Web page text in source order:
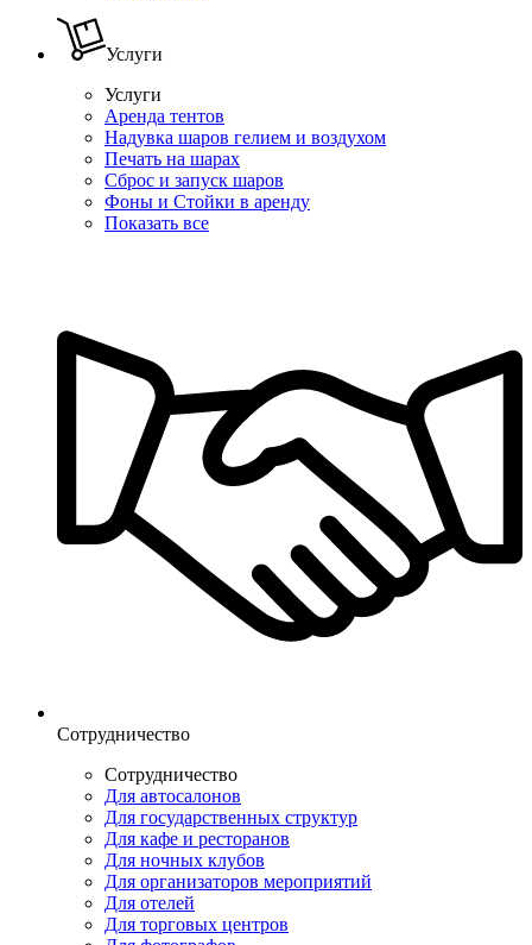
Услуги
Услуги
Аренда тентов
Надувка шаров гелием и воздухом
Печать на шарах
Сброс и запуск шаров
Фоны и Стойки в аренду
Показать все
Сотрудничество
Сотрудничество
Для автосалонов
Для государственных структур
Для кафе и ресторанов
Для ночных клубов
Для организаторов мероприятий
Для отелей
Для торговых центров